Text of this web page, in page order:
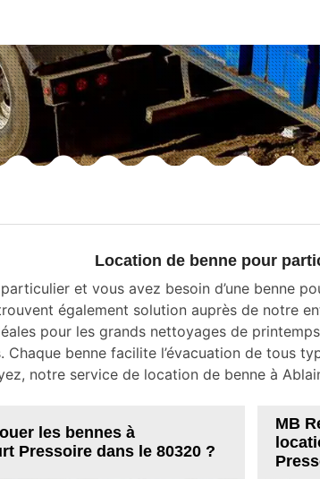
Location de benne pour
et vous avez besoin d’une benne
également solution auprès de notre
pour les grands nettoyages de
Chaque benne facilite l’évacuation de tous
notre service de location de benne à
les bennes à
Pressoire dans le 80320 ?
MB